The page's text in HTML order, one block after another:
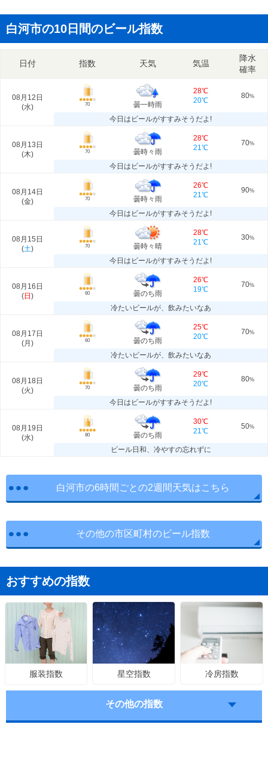
白河市の10日間のビール指数
日付 指数 天気 気温
降水
確率
08月12日
(水) 70 曇一時雨
28℃
20℃
80%
今日はビールがすすみそうだよ!
08月13日
(木) 70 曇時々雨
28℃
21℃
70%
今日はビールがすすみそうだよ!
08月14日
(金) 70 曇時々雨
26℃
21℃
90%
今日はビールがすすみそうだよ!
08月15日
(土) 70 曇時々晴
28℃
21℃
30%
今日はビールがすすみそうだよ!
08月16日
(日 ) 60 曇のち雨
26℃
19℃
70%
冷たいビールが、飲みたいなあ
08月17日
(月 ) 60 曇のち雨
25℃
20℃
70%
冷たいビールが、飲みたいなあ
08月18日
(火) 70 曇のち雨
29℃
20℃
80%
今日はビールがすすみそうだよ!
08月19日
(水) 80 曇のち雨
30℃
21℃
50%
ビール日和、冷やすの忘れずに
白河市の6時間ごとの2週間天気はこちら
その他の市区町村のビール指数
おすすめの指数
服装指数 星空指数 冷房指数
その他の指数